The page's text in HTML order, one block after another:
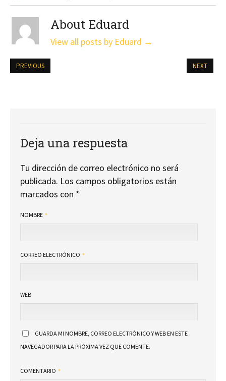
About Eduard
View all posts by Eduard →
PREVIOUS NEXT
Deja una respuesta
Tu dirección de correo electrónico no será
publicada. Los campos obligatorios están
marcados con *
NOMBRE
CORREO ELECTRÓNICO
WEB
GUARDA MI NOMBRE, CORREO ELECTRÓNICO Y WEB EN ESTE
NAVEGADOR PARA LA PRÓXIMA VEZ QUE COMENTE.
COMENTARIO